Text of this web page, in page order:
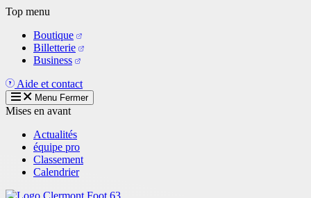
Aller
contenu
principal
Top menu
Boutique
Billetterie
Business
Aide et contact
Menu Fermer
Mises en avant
Actualités
équipe pro
Classement
Calendrier